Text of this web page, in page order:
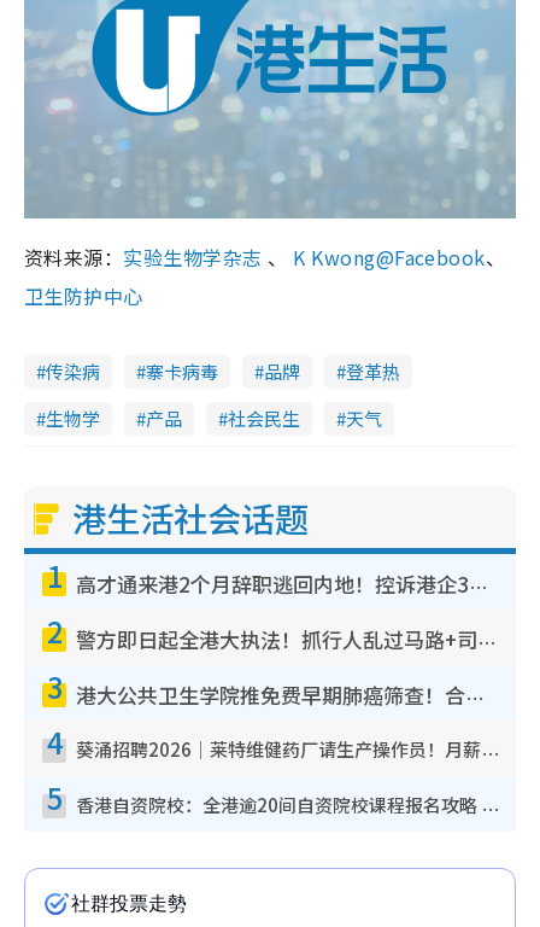
资料来源： 实验生物学杂志 、 K Kwong@Facebook、
卫生防护中心
传染病 寨卡病毒 品牌
登革热
生物学
产品 社会民生 天气
港生活社会话题
1 高才通来港2个月辞职逃回内地！控诉港企3宗罪，叹微管理极窒息
2 警方即日起全港大执法！抓行人乱过马路+司机不专注驾驶！乱过马路罚$2000
3 港大公共卫生学院推免费早期肺癌筛查！合资格人士将获全额资助定期血液化验/电脑断层扫描/风险评估
4 葵涌招聘2026｜莱特维健药厂请生产操作员！月薪高达$1.7万 冷气厂房/五天工作/保障双粮
5 香港自资院校：全港逾20间自资院校课程报名攻略 留位费可退/申请日期/报名链接